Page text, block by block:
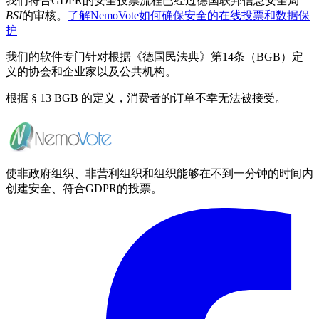
BSI的审核。 了解NemoVote如何确保安全的在线投票和数据保
护
我们的软件专门针对根据《德国民法典》第14条（BGB）定
义的协会和企业家以及公共机构。
根据 § 13 BGB 的定义，消费者的订单不幸无法被接受。
使非政府组织、非营利组织和组织能够在不到一分钟的时间内
创建安全、符合GDPR的投票。